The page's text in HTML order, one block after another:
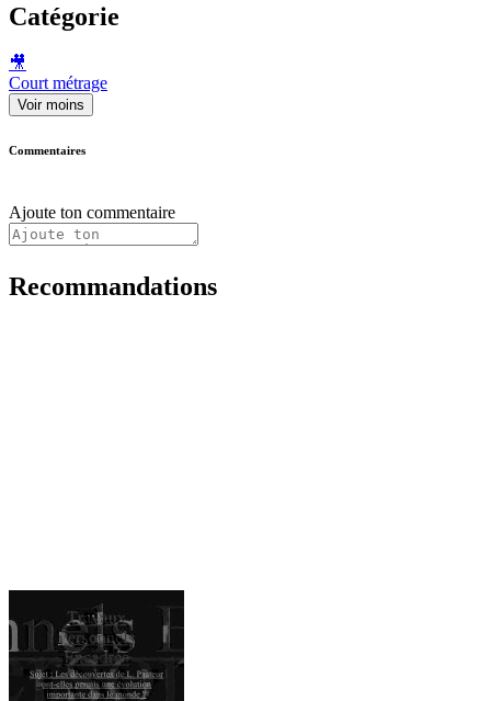
Catégorie
🎥
Court métrage
Voir moins
Commentaires
Ajoute ton commentaire
Recommandations